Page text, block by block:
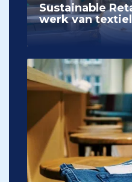
Sustainable
werk van